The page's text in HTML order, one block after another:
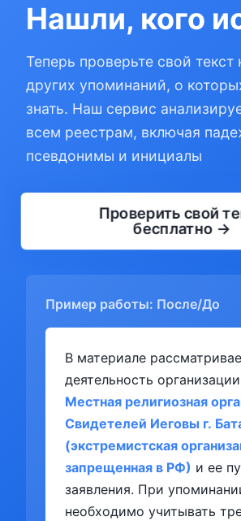
Нашли, кого
Теперь проверьте свой текст
других упоминаний, о
знать. Наш сервис
всем реестрам, включая
псевдонимы и инициалы
Проверить свой
бесплатно →
Пример работы: После/До
В материале
деятельность организации
Местная религиозная
Свидетелей Иеговы г.
(экстремистская
запрещенная в РФ) и ее
заявления. При
необходимо учитывать